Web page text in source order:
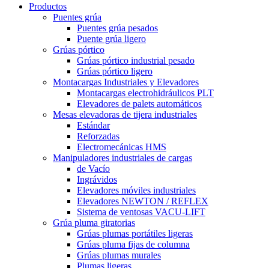
Productos
Puentes grúa
Puentes grúa pesados
Puente grúa ligero
Grúas pórtico
Grúas pórtico industrial pesado
Grúas pórtico ligero
Montacargas Industriales y Elevadores
Montacargas electrohidráulicos PLT
Elevadores de palets automáticos
Mesas elevadoras de tijera industriales
Estándar
Reforzadas
Electromecánicas HMS
Manipuladores industriales de cargas
de Vacío
Ingrávidos
Elevadores móviles industriales
Elevadores NEWTON / REFLEX
Sistema de ventosas VACU-LIFT
Grúa pluma giratorias
Grúas plumas portátiles ligeras
Grúas pluma fijas de columna
Grúas plumas murales
Plumas ligeras